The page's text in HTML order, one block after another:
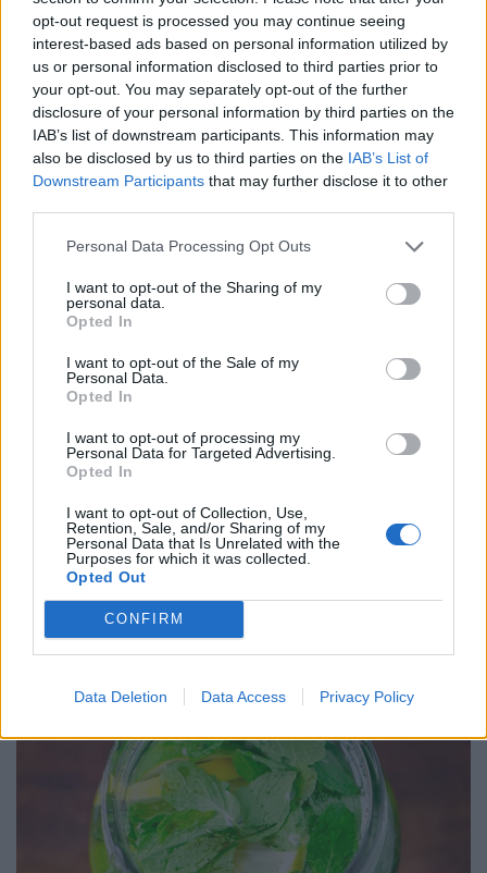
opt-out request is processed you may continue seeing
interest-based ads based on personal information utilized by
us or personal information disclosed to third parties prior to
your opt-out. You may separately opt-out of the further
disclosure of your personal information by third parties on the
IAB’s list of downstream participants. This information may
also be disclosed by us to third parties on the IAB’s List of
Downstream Participants that may further disclose it to other
Personal Data Processing Opt Outs
I want to opt-out of the Sharing of my
personal data.
Opted In
I want to opt-out of the Sale of my
Personal Data.
Opted In
I want to opt-out of processing my
Personal Data for Targeted Advertising.
Opted In
I want to opt-out of Collection, Use,
Retention, Sale, and/or Sharing of my
Personal Data that Is Unrelated with the
Purposes for which it was collected.
Opted Out
CONFIRM
Data Deletion Data Access Privacy Policy
Stade Félix Mayol, Tolone
Referee:Mike Adamson (Scotland)
Assistenti: Romain Poite (France), Alexandre
Ruiz (France)
TMO:Eric Gauzins (France)
Foto Twitter@aplenorugby